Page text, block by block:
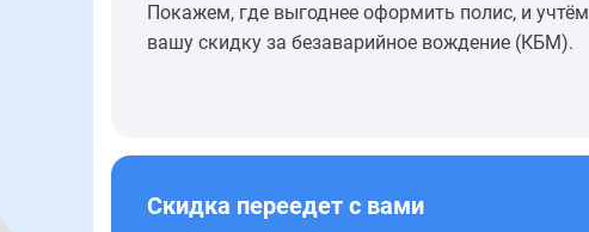
Покажем, где выгоднее оформить полис, и учтём
вашу скидку за безаварийное вождение (КБМ).
Скидка переедет с вами